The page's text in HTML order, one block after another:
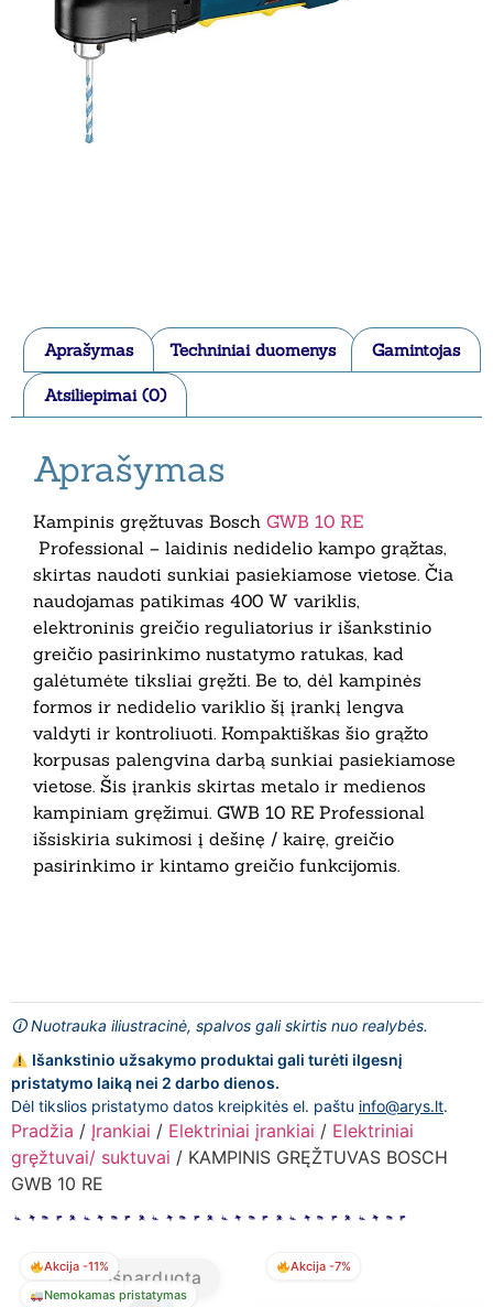
Aprašymas Techniniai duomenys Gamintojas
Atsiliepimai (0)
Aprašymas
Kampinis gręžtuvas Bosch GWB 10 RE
Professional – laidinis nedidelio kampo grąžtas,
skirtas naudoti sunkiai pasiekiamose vietose. Čia
naudojamas patikimas 400 W variklis,
elektroninis greičio reguliatorius ir išankstinio
greičio pasirinkimo nustatymo ratukas, kad
galėtumėte tiksliai gręžti. Be to, dėl kampinės
formos ir nedidelio variklio šį įrankį lengva
valdyti ir kontroliuoti. Kompaktiškas šio grąžto
korpusas palengvina darbą sunkiai pasiekiamose
vietose. Šis įrankis skirtas metalo ir medienos
kampiniam gręžimui. GWB 10 RE Professional
išsiskiria sukimosi į dešinę / kairę, greičio
pasirinkimo ir kintamo greičio funkcijomis.
🛈 Nuotrauka iliustracinė, spalvos gali skirtis nuo realybės.
Išankstinio užsakymo produktai gali turėti ilgesnį
pristatymo laiką nei 2 darbo dienos.
Dėl tikslios pristatymo datos kreipkitės el. paštu info@arys.lt.
Pradžia / Įrankiai / Elektriniai įrankiai / Elektriniai
gręžtuvai/ suktuvai / KAMPINIS GRĘŽTUVAS BOSCH
GWB 10 RE
Akcija -11%
Nemokamas pristatymas
Išparduota
Akcija -7%